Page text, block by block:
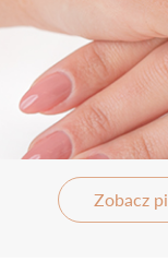
Zobacz